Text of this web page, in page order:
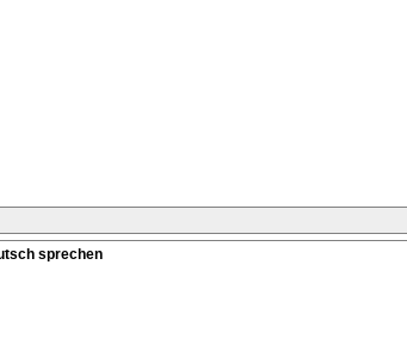
sprechen